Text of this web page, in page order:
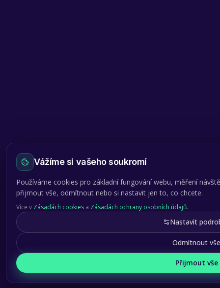
Vážíme si vašeho soukromí
Používáme cookies pro základní fungování webu, měření
přijmout vše, odmítnout nebo si nastavit jen to, co chcete.
Více v Zásadách cookies a Zásadách ochrany osobních údajů.
Nastavit
Odmítnout vše
Přijmout vše